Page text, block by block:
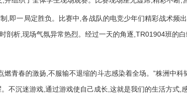
,即一局定胜负。比赛中,各战队的电竞少年们精彩战术
剖析,现场气氛异常热烈。经过一天的角逐,TR01904班的白
燃青春的激扬,不服输不退缩的斗志感染着全场。”株洲中
不沉迷游戏,通过游戏使自己成长,这就是我们的生活方式,